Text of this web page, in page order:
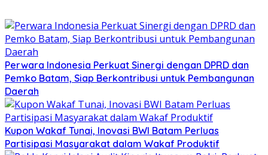
Perwara Indonesia Perkuat Sinergi dengan DPRD dan
Pemko Batam, Siap Berkontribusi untuk Pembangunan
Daerah
Kupon Wakaf Tunai, Inovasi BWI Batam Perluas
Partisipasi Masyarakat dalam Wakaf Produktif